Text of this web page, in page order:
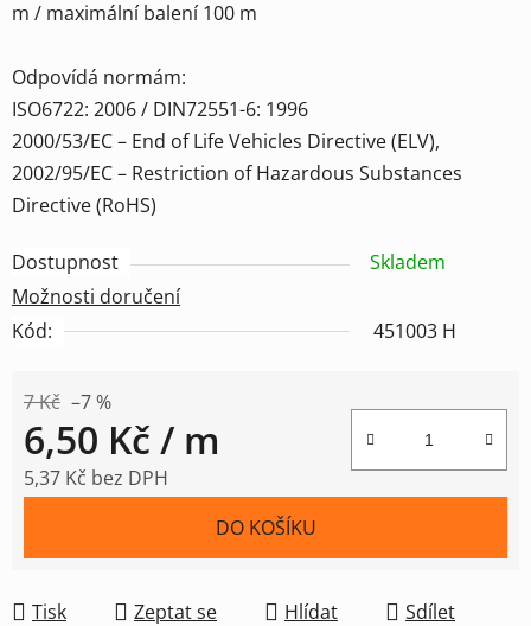
m / maximální balení 100 m
Odpovídá normám:
ISO6722: 2006 / DIN72551-6: 1996
2000/53/EC – End of Life Vehicles Directive (ELV),
2002/95/EC – Restriction of Hazardous Substances
Directive (RoHS)
Dostupnost
Skladem
Možnosti doručení
Kód:
451003 H
7 Kč –7 %
6,50 Kč / m
5,37 Kč bez DPH
DO KOŠÍKU
Tisk Zeptat se Hlídat Sdílet